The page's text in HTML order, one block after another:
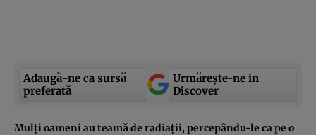
Adaugă-ne ca sursă
preferată
Urmărește-ne in
Discover
Mulți oameni au teamă de radiații, percepându-le ca pe o